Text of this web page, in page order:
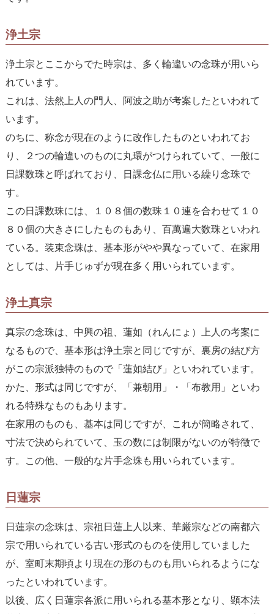
浄土宗
浄土宗とここからでた時宗は、多く輪違いの念珠が用いら
れています。
これは、法然上人の門人、阿波之助が考案したといわれて
います。
のちに、称念が現在のように改作したものといわれてお
り、２つの輪違いのものに丸環がつけられていて、一般に
日課数珠と呼ばれており、日課念仏に用いる繰り念珠で
す。
この日課数珠には、１０８個の数珠１０連を合わせて１０
８０個の大きさにしたものもあり、百萬遍大数珠といわれ
ている。装束念珠は、基本形がやや異なっていて、在家用
としては、片手じゅずが現在多く用いられています。
浄土真宗
真宗の念珠は、中興の祖、蓮如（れんにょ）上人の考案に
なるもので、基本形は浄土宗と同じですが、裏房の結び方
がこの宗派独特のもので「蓮如結び」といわれています。
かた、形式は同じですが、「兼朝用」・「布教用」といわ
れる特殊なものもあります。
在家用のものも、基本は同じですが、これが簡略されて、
寸法で決められていて、玉の数には制限がないのが特徴で
す。この他、一般的な片手念珠も用いられています。
日蓮宗
日蓮宗の念珠は、宗祖日蓮上人以来、華厳宗などの南都六
宗で用いられている古い形式のものを使用していました
が、室町末期頃より現在の形のものも用いられるようにな
ったといわれています。
以後、広く日蓮宗各派に用いられる基本形となり、顕本法